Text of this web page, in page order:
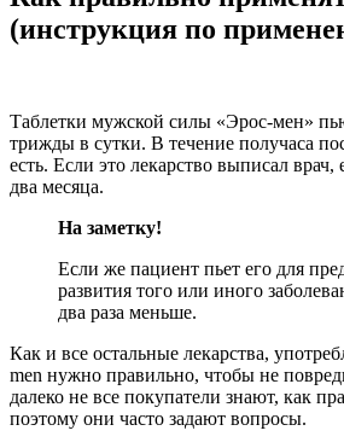
(инструкция по
Таблетки мужской силы «Эрос-мен»
трижды в сутки. В течение получаса
есть. Если это лекарство выписал
два месяца.
На заметку!
Если же пациент пьет его для
развития того или иного
два раза меньше.
Как и все остальные лекарства,
men нужно правильно, чтобы не
далеко не все покупатели знают, как
поэтому они часто задают вопросы.